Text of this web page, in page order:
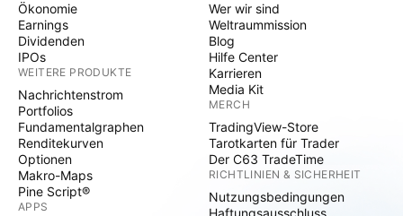
Ökonomie
Earnings
Dividenden
IPOs
WEITERE PRODUKTE
Nachrichtenstrom
Portfolios
Fundamentalgraphen
Renditekurven
Optionen
Makro-Maps
Pine Script®
APPS
Wer wir sind
Weltraummission
Blog
Hilfe Center
Karrieren
Media Kit
MERCH
TradingView-Store
Tarotkarten für Trader
Der C63 TradeTime
RICHTLINIEN & SICHERHEIT
Nutzungsbedingungen
Haftungsausschluss